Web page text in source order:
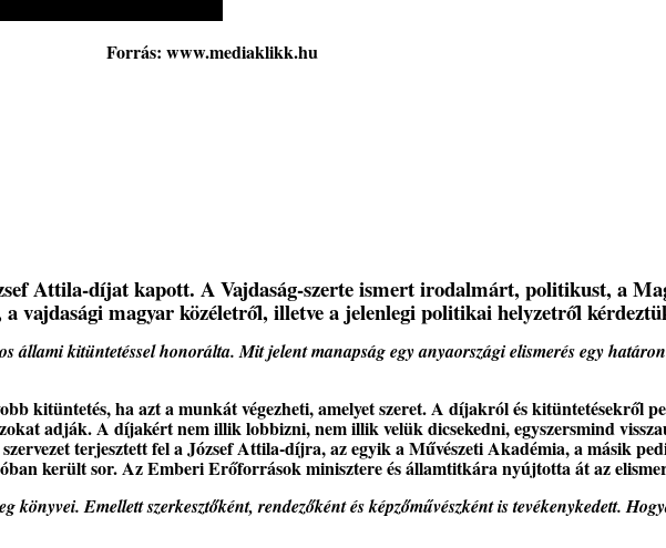
Forrás: www.mediaklikk.hu
Attila-díjat kapott. A Vajdaság-szerte ismert irodalmárt, politikust, a
vajdasági magyar közéletről, illetve a jelenlegi politikai helyzetről
állami kitüntetéssel honorálta. Mit jelent manapság egy anyaországi elismerés egy
kitüntetés, ha azt a munkát végezheti, amelyet szeret. A díjakról és kitüntetésekről
adják. A díjakért nem illik lobbizni, nem illik velük dicsekedni, egyszersmind
terjesztett fel a József Attila-díjra, az egyik a Művészeti Akadémia, a másik
került sor. Az Emberi Erőforrások minisztere és államtitkára nyújtotta át az
könyvei. Emellett szerkesztőként, rendezőként és képzőművészként is tevékenykedett.